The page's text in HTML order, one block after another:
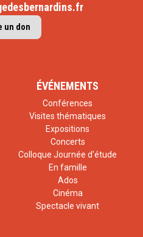
un don
ÉVÉNEMENTS
Conférences
Visites thématiques
Expositions
Concerts
Colloque Journée d'étude
En famille
Ados
Cinéma
Spectacle vivant